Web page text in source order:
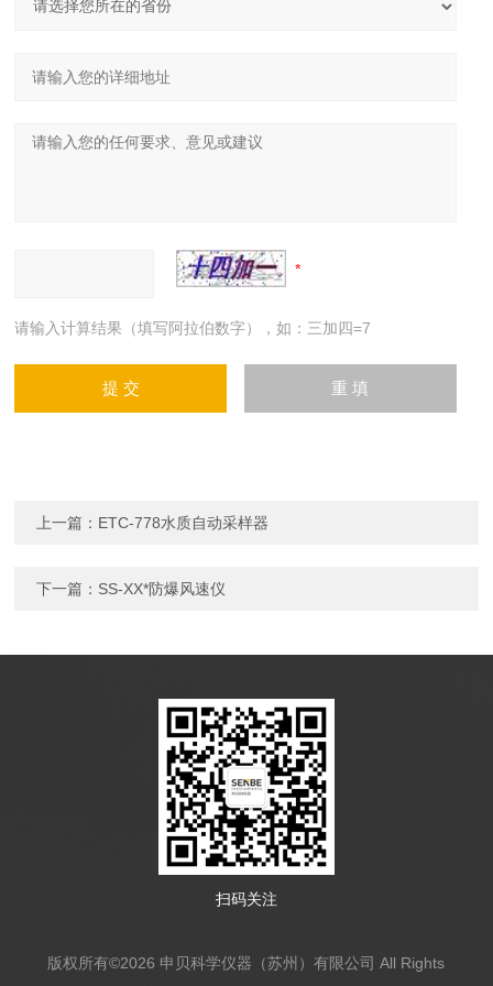
请输入计算结果（填写阿拉伯数字），如：三加四=7
上一篇： ETC-778水质自动采样器
下一篇： SS-XX*防爆风速仪
扫码关注
版权所有©2026 申贝科学仪器（苏州）有限公司 All Rights